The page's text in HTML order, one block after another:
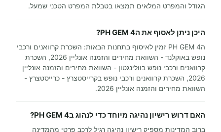
הגודל והמפרט המלאים תמצאו בטבלת המפרט הטכני שמעל.
היכן ניתן לאסוף את הPH GEM 4?
הPH GEM 4 זמין לאיסוף בתחנות הבאות: השכרת קרוואנים ורכבי
נופש באוקלנד - השוואת מחירים והזמנה אונליין 2026, השכרת
קרוואנים ורכבי נופש בוולינגטון - השוואת מחירים והזמנה אונליין
2026, השכרת קרוואנים ורכבי נופש בקרייסטצרץ - כרייסטצרץ -
השוואת מחירים והזמנה אונליין 2026.
האם דרוש רישיון נהיגה מיוחד כדי לנהוג בPH GEM 4?
ברוב המדינות מספיק רישיון נהיגה רגיל לרכב פרטי מהמדינה